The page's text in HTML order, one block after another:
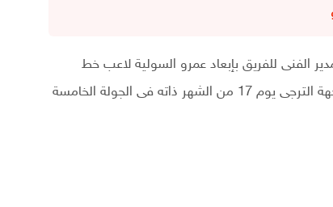
الفنى للفريق بإبعاد عمرو السولية لاعب خط
وسط الفريق عن رحلة تونس المقرر لها يوم 15 اغسطس الحالى لمواجهة الترجى يوم 17 من الشهر ذاته فى الجولة الخامسة